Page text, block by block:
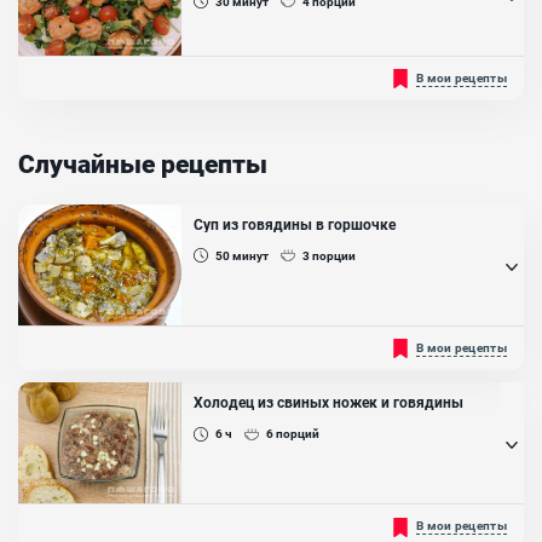
Очень красивый и полезный салат получается из авокадо,
помидорин черри и креветок. Такой получится низкокалорийным,
жиры и белки в нем будут с минимумом углеводов. Благодаря...
Авокадо, Руккола, Красные помидоры черри, Креветки, Масло
оливковое, Лайм, Листья салата
В мои рецепты
Случайные рецепты
Суп из говядины в горшочке
50минут 3порции
Рекомендуем к вашему приготовлению вкусный, ароматный и
очень сытный суп из говядины. Подойдет на обед для всей своей
семьи в качестве первого блюда. Вода в горшочке медленнее
кипит, поэтому продукты отлично сохраняют все свои
питательные и вкусовые свойства. Именно поэтому обед
получается максимально вкусным и полезным....
Ингредиенты:
Говядина, Картофель, Грибы шампиньоны, Лук репчатый,
В мои рецепты
Холодец из свиных ножек и говядины
6 ч 6порций
Польза коллагена давно доказана. Он является соединительной
В мои рецепты